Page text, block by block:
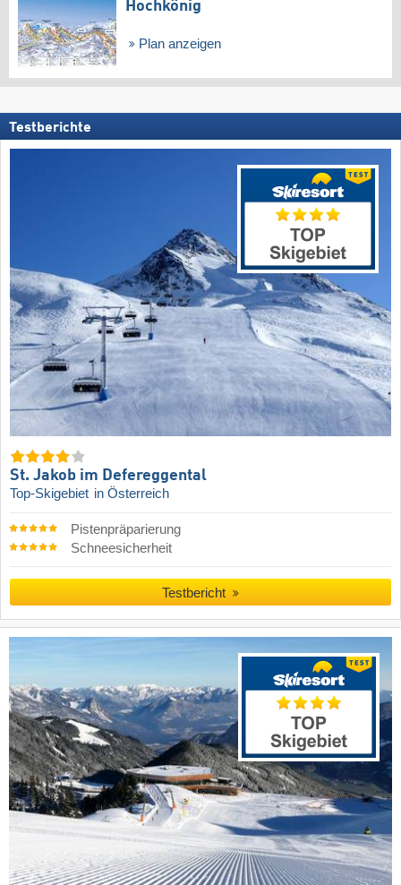
Hochkönig
Plan anzeigen
Testberichte
St. Jakob im Defereggental
Top-Skigebiet in Österreich
Pistenpräparierung
Schneesicherheit
Testbericht